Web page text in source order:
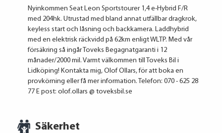
Nyinkommen Seat Leon Sportstourer 1,4 e-Hybrid F/R
med 204hk. Utrustad med bland annat utfällbar dragkrok,
keyless start och låsning och backkamera. Laddhybrid
med en elektrisk räckvidd på 62km enligt WLTP. Med vår
försäkring så ingår Toveks Begagnatgaranti i 12
månader/2000 mil. Varmt välkommen till Toveks Bil i
Lidköping! Kontakta mig, Olof Ollars, för att boka en
provkörning eller få mer information. Telefon: 070 - 625 28
77 E post: olof.ollars @ toveksbil.se
Säkerhet